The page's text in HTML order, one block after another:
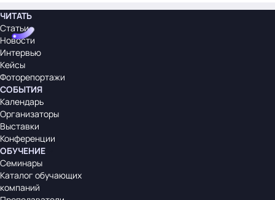
ЧИТАТЬ
Статьи
Новости
Интервью
Кейсы
Фоторепортажи
СОБЫТИЯ
Календарь
Организаторы
Выставки
Конференции
ОБУЧЕНИЕ
Семинары
Каталог обучающих
компаний